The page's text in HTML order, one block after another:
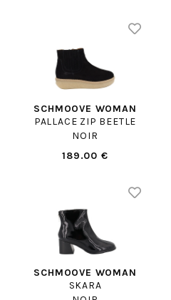
SCHMOOVE WOMAN
PALLACE ZIP BEETLE
NOIR
189.00 €
SCHMOOVE WOMAN
SKARA